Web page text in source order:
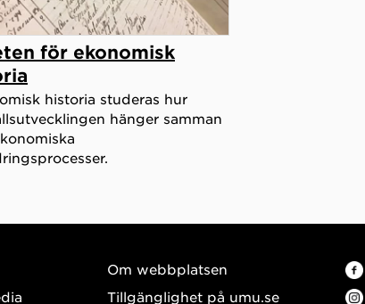
för ekonomisk
historia studeras hur
hänger samman
Om webbplatsen
Tillgänglighet på umu.se